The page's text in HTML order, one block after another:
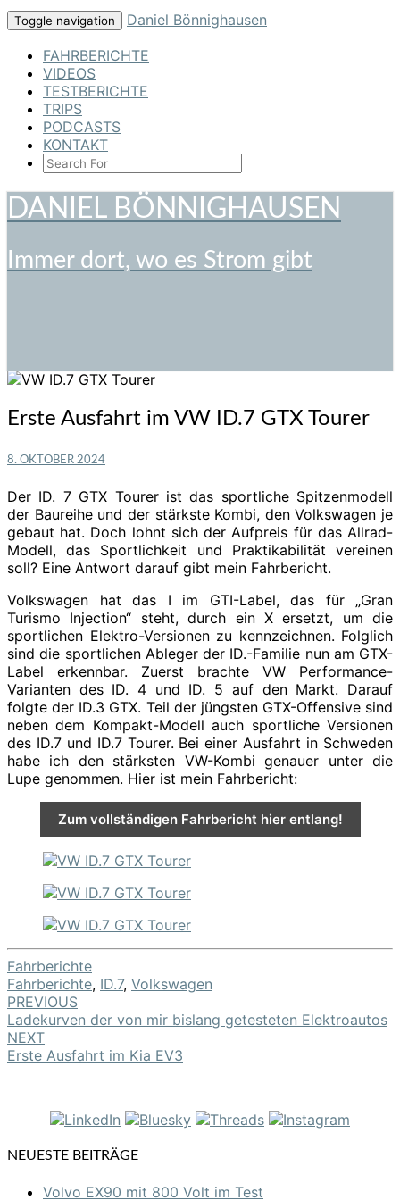
Skip
to
content
Toggle navigation
Daniel Bönnighausen
FAHRBERICHTE
VIDEOS
TESTBERICHTE
TRIPS
PODCASTS
KONTAKT
SEARCH
DANIEL BÖNNIGHAUSEN
Immer dort, wo es Strom gibt
Erste
im
VW
GTX
Tourer
Erste Ausfahrt im VW ID.7 GTX Tourer
8. OKTOBER 2024
Der ID. 7 GTX Tourer ist das sportliche Spitzenmodell
der Baureihe und der stärkste Kombi, den Volkswagen je
gebaut hat. Doch lohnt sich der Aufpreis für das Allrad-
Modell, das Sportlichkeit und Praktikabilität vereinen
soll? Eine Antwort darauf gibt mein Fahrbericht.
Volkswagen hat das I im GTI-Label, das für „Gran
Turismo Injection“ steht, durch ein X ersetzt, um die
sportlichen Elektro-Versionen zu kennzeichnen. Folglich
sind die sportlichen Ableger der ID.-Familie nun am GTX-
Label erkennbar. Zuerst brachte VW Performance-
Varianten des ID. 4 und ID. 5 auf den Markt. Darauf
folgte der ID.3 GTX. Teil der jüngsten GTX-Offensive sind
neben dem Kompakt-Modell auch sportliche Versionen
des ID.7 und ID.7 Tourer. Bei einer Ausfahrt in Schweden
habe ich den stärksten VW-Kombi genauer unter die
Lupe genommen. Hier ist mein Fahrbericht:
Zum vollständigen Fahrbericht hier entlang!
Fahrberichte
Fahrberichte, ID.7, Volkswagen
Post
navigation
PREVIOUS
Ladekurven der von mir bislang getesteten Elektroautos
NEXT
Erste Ausfahrt im Kia EV3
NEUESTE BEITRÄGE
Volvo EX90 mit 800 Volt im Test